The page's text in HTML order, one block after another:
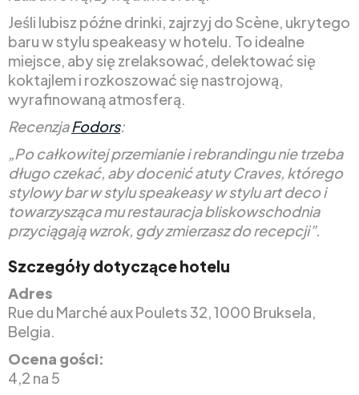
Jeśli lubisz późne drinki, zajrzyj do Scène, ukrytego
baru w stylu speakeasy w hotelu. To idealne
miejsce, aby się zrelaksować, delektować się
koktajlem i rozkoszować się nastrojową,
wyrafinowaną atmosferą.
RecenzjaFodors:
„Po całkowitej przemianie i rebrandingu nie trzeba
długo czekać, aby docenić atuty Craves, którego
stylowy bar w stylu speakeasy w stylu art deco i
towarzysząca mu restauracja bliskowschodnia
przyciągają wzrok, gdy zmierzasz do recepcji”.
Szczegóły dotyczące hotelu
Adres
Rue du Marché aux Poulets 32, 1000 Bruksela,
Belgia.
Ocena gości:
4,2 na 5